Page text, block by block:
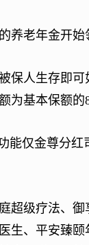
年金开始领
生存即可如
为基本保额的
仅金尊分红
级疗法、御
生、平安臻